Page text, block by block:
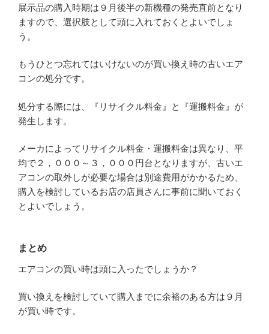
展示品の購入時期は９月後半の新機種の発売直前となり
ますので、選択肢として頭に入れておくとよいでしょ
う。
もうひとつ忘れてはいけないのが買い換え時の古いエア
コンの処分です。
処分する際には、『リサイクル料金』と『運搬料金』が
発生します。
メーカによってリサイクル料金・運搬料金は異なり、平
均で２，０００～３，０００円台となりますが、古いエ
アコンの取外しが必要な場合は別途費用がかかるため、
購入を検討しているお店の店員さんに事前に聞いておく
とよいでしょう。
まとめ
エアコンの買い時は頭に入ったでしょうか？
買い換えを検討していて購入までに余裕のある方は９月
が買い時です。